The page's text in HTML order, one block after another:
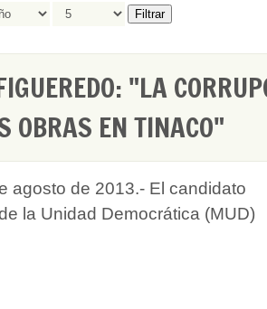
Filtrar
"LA
OBRAS EN TINACO"
agosto de 2013.- El candidato
la Unidad Democrática (MUD)